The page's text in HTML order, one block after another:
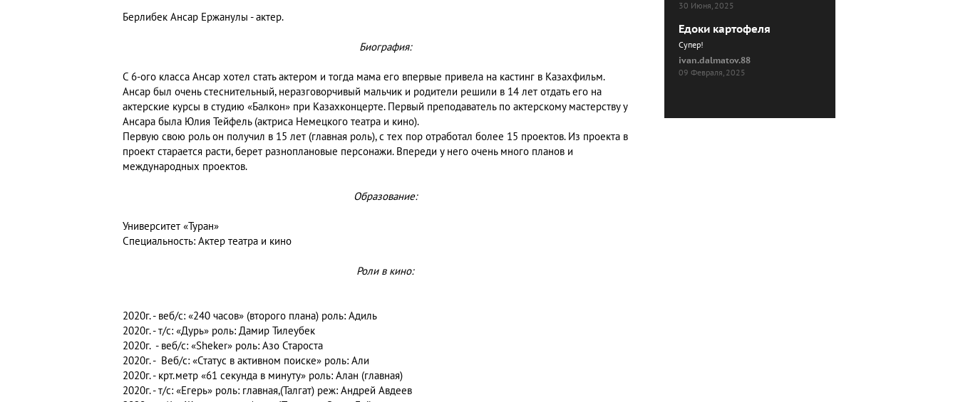
Берлибек Ансар Ержанулы - актер.
Биография:
С 6-ого класса Ансар хотел стать актером и тогда мама его впервые привела на кастинг в Казахфильм.
Ансар был очень стеснительный, неразговорчивый мальчик и родители решили в 14 лет отдать его на
актерские курсы в студию «Балкон» при Казахконцерте. Первый преподаватель по актерскому мастерству у
Ансара была Юлия Тейфель (актриса Немецкого театра и кино).
Первую свою роль он получил в 15 лет (главная роль), с тех пор отработал более 15 проектов. Из проекта в
проект старается расти, берет разноплановые персонажи. Впереди у него очень много планов и
международных проектов.
Образование:
Университет «Туран»
Специальность: Актер театра и кино
Роли в кино:
2020г. - веб/с: «240 часов» (второго плана) роль: Адиль
2020г. - т/с: «Дурь» роль: Дамир Тилеубек
2020г. - веб/с: «Sheker» роль: Азо Староста
2020г. - Веб/с: «Статус в активном поиске» роль: Али
2020г. - крт.метр «61 секунда в минуту» роль: Алан (главная)
2020г. - т/с: «Егерь» роль: главная,(Талгат) реж: Андрей Авдеев
30 Июня, 2025
Едоки картофеля
Cупер!
ivan.dalmatov.88
09 Февраля, 2025